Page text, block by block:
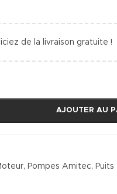
de la livraison gratuite !
AJOUTER AU
, Pompes Amitec,